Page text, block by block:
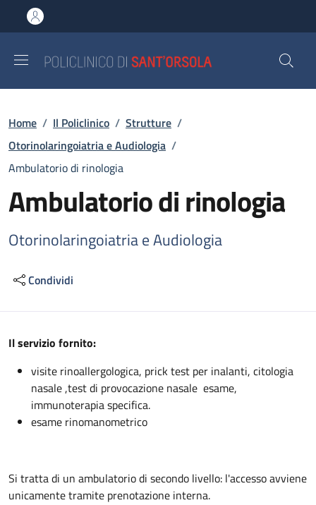
al contenuto principale
to footer content
Briciole di pane
Home / Il Policlinico / Strutture /
Otorinolaringoiatria e Audiologia /
Ambulatorio di rinologia
Ambulatorio di rinologia
Otorinolaringoiatria e Audiologia
Condividi
Descrizione
Il servizio fornito:
visite rinoallergologica, prick test per inalanti, citologia
nasale ,test di provocazione nasale esame,
immunoterapia specifica.
esame rinomanometrico
Si tratta di un ambulatorio di secondo livello: l'accesso avviene
unicamente tramite prenotazione interna.